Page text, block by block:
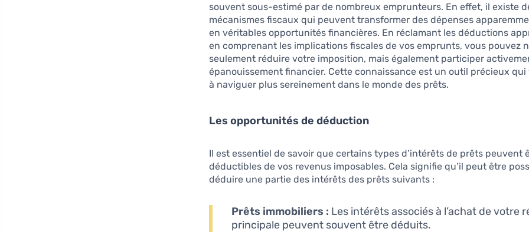
souvent sous-estimé par de nombreux emprunteurs. En effet, il existe
mécanismes fiscaux qui peuvent transformer des dépenses
en véritables opportunités financières. En réclamant les déductions
en comprenant les implications fiscales de vos emprunts, vous pouvez
seulement réduire votre imposition, mais également participer
épanouissement financier. Cette connaissance est un outil précieux qui
à naviguer plus sereinement dans le monde des prêts.
Les opportunités de déduction
Il est essentiel de savoir que certains types d’intérêts de prêts peuvent
déductibles de vos revenus imposables. Cela signifie qu’il peut être
déduire une partie des intérêts des prêts suivants :
Prêts immobiliers : Les intérêts associés à l’achat de votre
principale peuvent souvent être déduits.